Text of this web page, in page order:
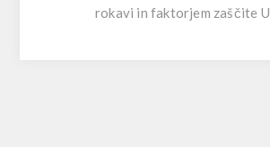
rokavi in faktorjem zaščite